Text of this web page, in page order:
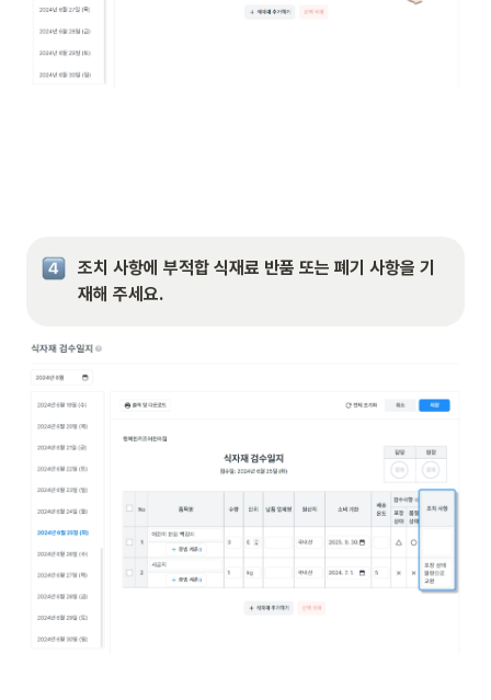
조치 사항에 부적합 식재료 반품 또는 폐기 사항을 기
재해 주세요.